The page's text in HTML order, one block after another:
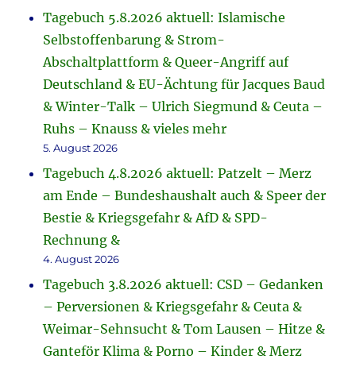
Tagebuch 5.8.2026 aktuell: Islamische
Selbstoffenbarung & Strom-
Abschaltplattform & Queer-Angriff auf
Deutschland & EU-Ächtung für Jacques Baud
& Winter-Talk – Ulrich Siegmund & Ceuta –
Ruhs – Knauss & vieles mehr
5. August 2026
Tagebuch 4.8.2026 aktuell: Patzelt – Merz
am Ende – Bundeshaushalt auch & Speer der
Bestie & Kriegsgefahr & AfD & SPD-
Rechnung &
4. August 2026
Tagebuch 3.8.2026 aktuell: CSD – Gedanken
– Perversionen & Kriegsgefahr & Ceuta &
Weimar-Sehnsucht & Tom Lausen – Hitze &
Ganteför Klima & Porno – Kinder & Merz